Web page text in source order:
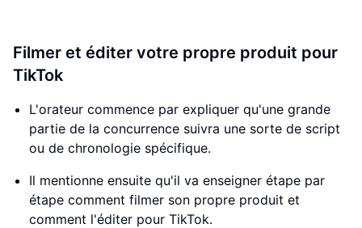
Filmer et éditer votre propre produit pour
TikTok
L'orateur commence par expliquer qu'une grande
partie de la concurrence suivra une sorte de script
ou de chronologie spécifique.
Il mentionne ensuite qu'il va enseigner étape par
étape comment filmer son propre produit et
comment l'éditer pour TikTok.